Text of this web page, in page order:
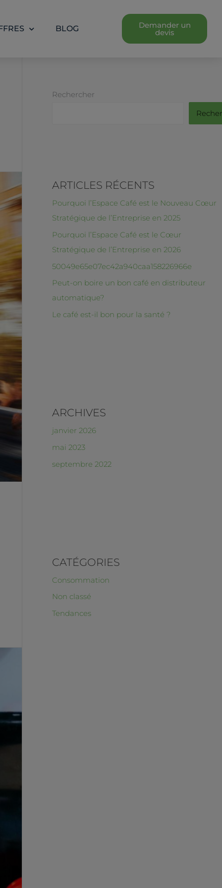
BLOG Demander un
devis
Rechercher
ARTICLES RÉCENTS
Pourquoi l’Espace Café est le Nouveau Cœur
Stratégique de l’Entreprise en 2025
Pourquoi l’Espace Café est le Cœur
Stratégique de l’Entreprise en 2026
50049e65e07ec42a940caa158226966e
Peut-on boire un bon café en distributeur
automatique?
Le café est-il bon pour la santé ?
ARCHIVES
janvier 2026
mai 2023
septembre 2022
CATÉGORIES
Consommation
Non classé
Tendances